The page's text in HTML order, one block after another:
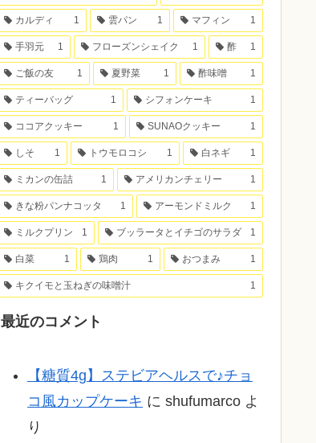
カルディ 1 雲パン 1 マフィン 1
手羽元 1 フローズンシェイク 1 酢 1
ご飯の友 1 夏野菜 1 酢味噌 1
ティーバッグ 1 シフォンケーキ 1
ココアクッキー 1 SUNAOクッキー 1
しそ 1 トウモロコシ 1 白ネギ 1
ミカンの缶詰 1 アメリカンチェリー 1
きな粉パンナコッタ 1 アーモンドミルク 1
ミルクプリン 1 ブッラータとイチゴのサラダ 1
白菜 1 鶏肉 1 おつまみ 1
キクイモと玉ねぎの味噌汁 1
最近のコメント
【糖質4g】ステビアヘルスで♪チョ
コ風カップケーキ に shufumarco よ
り